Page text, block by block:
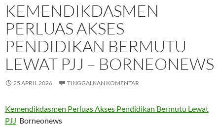
KEMENDIKDASMEN
PERLUAS AKSES
PENDIDIKAN BERMUTU
LEWAT PJJ – BORNEONEWS
25 APRIL 2026 TINGGALKAN KOMENTAR
Kemendikdasmen Perluas Akses Pendidikan Bermutu Lewat
PJJ Borneonews